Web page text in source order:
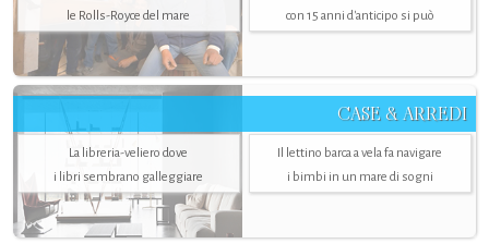
le Rolls-Royce del mare
con 15 anni d'anticipo si può
CASE & ARREDI
La libreria-veliero dove
i libri sembrano galleggiare
Il lettino barca a vela fa navigare
i bimbi in un mare di sogni